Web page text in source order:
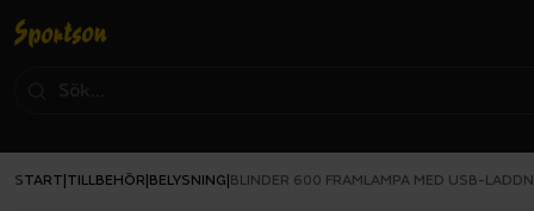
START TILLBEHÖR BELYSNING BLINDER 600 FRAMLAMPA MED USB-